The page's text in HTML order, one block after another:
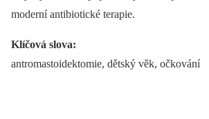
moderní antibiotické terapie.
Klíčová slova:
antromastoidektomie, dětský věk, očkování